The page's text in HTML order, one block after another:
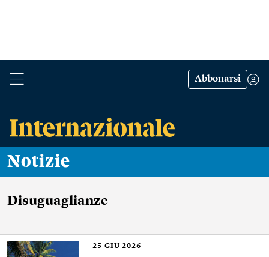
Abbonarsi
Notizie
Disuguaglianze
25 GIU 2026